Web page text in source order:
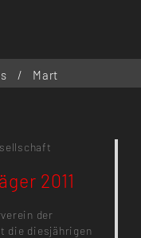
/
Mart
stam.de
2011
der
die diesjährigen